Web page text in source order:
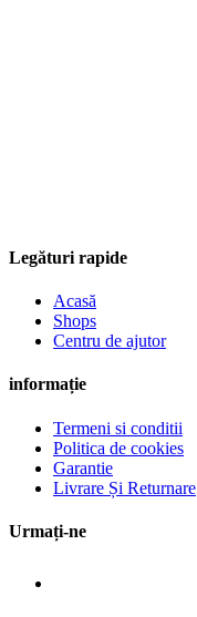
Legături rapide
Acasă
Shops
Centru de ajutor
informație
Termeni si conditii
Politica de cookies
Garantie
Livrare Și Returnare
Urmați-ne